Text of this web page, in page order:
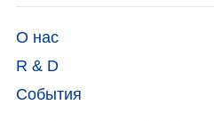
О нас
R & D
События